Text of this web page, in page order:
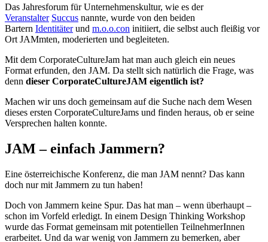
Das Jahresforum für Unternehmenskultur, wie es der
Veranstalter Succus nannte, wurde von den beiden
Bartern Identitäterund m.o.o.con initiiert, die selbst auch fleißig vor
Ort JAMmten, moderierten und begleiteten.
Mit dem CorporateCultureJam hat man auch gleich ein neues
Format erfunden, den JAM. Da stellt sich natürlich die Frage, was
denn dieser CorporateCultureJAM eigentlich ist?
Machen wir uns doch gemeinsam auf die Suche nach dem Wesen
dieses ersten CorporateCultureJams und finden heraus, ob er seine
Versprechen halten konnte.
JAM – einfach Jammern?
Eine österreichische Konferenz, die man JAM nennt? Das kann
doch nur mit Jammern zu tun haben!
Doch von Jammern keine Spur. Das hat man – wenn überhaupt –
schon im Vorfeld erledigt. In einem Design Thinking Workshop
wurde das Format gemeinsam mit potentiellen TeilnehmerInnen
erarbeitet. Und da war wenig von Jammern zu bemerken, aber